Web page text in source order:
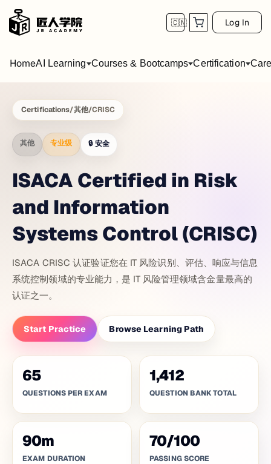
🇨🇳 Log In
HomeAI Learning Courses & Bootcamps Certification
Certifications/其他/CRISC
其他 专业级 🔒 安全
ISACA Certified in Risk
and Information
Systems Control (CRISC)
ISACA CRISC 认证验证您在 IT 风险识别、评估、响应与信息
系统控制领域的专业能力，是 IT 风险管理领域含金量最高的
认证之一。
Start Practice Browse Learning Path
65
QUESTIONS PER EXAM
1,412
QUESTION BANK TOTAL
90m
EXAM DURATION
70/100
PASSING SCORE